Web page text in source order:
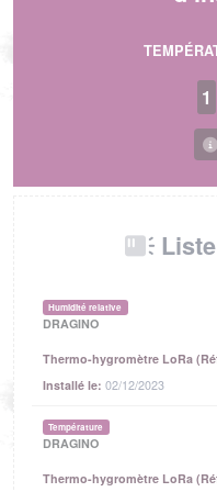
1
Liste
Humidité relative
DRAGINO
Thermo-hygromètre LoRa
Installé le: 02/12/2023
Température
DRAGINO
Thermo-hygromètre LoRa